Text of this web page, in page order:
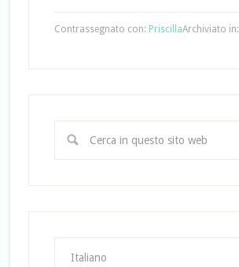
Archiviato in:
Contrassegnato con: Priscilla